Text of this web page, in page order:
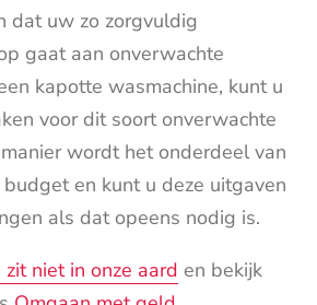
dat uw zo zorgvuldig
gaat aan onverwachte
kapotte wasmachine, kunt u
voor dit soort onverwachte
wordt het onderdeel van
en kunt u deze uitgaven
als dat opeens nodig is.
zit niet in onze aard en bekijk